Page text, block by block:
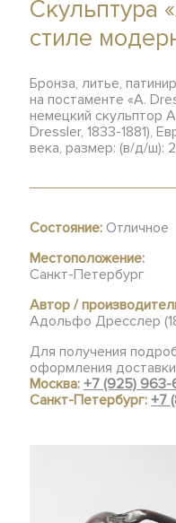
Скульптура
стиле
Бронза, литье,
на постаменте «A.
немецкий скульптор
Dressler, 1833-1881),
века, размер: (в/д/ш):
Состояние: Отличное
Местоположение:
Санкт-Петербург
Автор /
Адольфо Дресслер
Для получения
оформления
Москва:+7 (925) 963-
Санкт-Петербург:+7